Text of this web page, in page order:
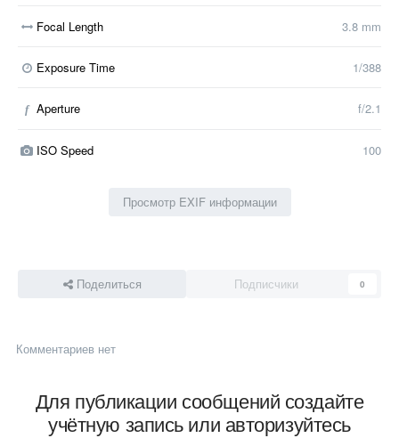
Focal Length 3.8 mm
Exposure Time 1/388
f Aperture f/2.1
ISO Speed 100
Просмотр EXIF информации
Поделиться Подписчики 0
Комментариев нет
Для публикации сообщений создайте
учётную запись или авторизуйтесь